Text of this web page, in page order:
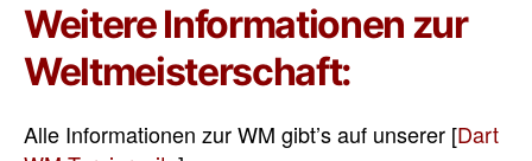
Weitere Informationen zur
Weltmeisterschaft:
Alle Informationen zur WM gibt’s auf unserer [Dart